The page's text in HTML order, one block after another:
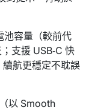
池容量（較前代
支援 USB‑C 快
續航更穩定不耽誤
以 Smooth